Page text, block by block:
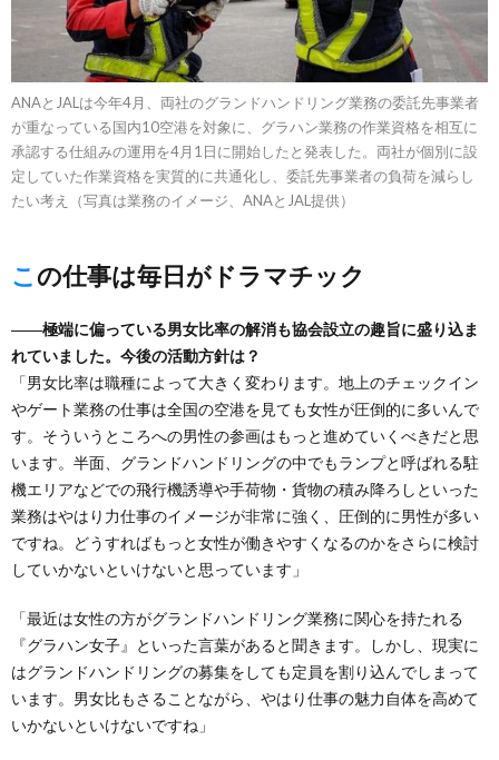
ANAとJALは今年4月、両社のグランドハンドリング業務の委託先事業者
が重なっている国内10空港を対象に、グラハン業務の作業資格を相互に
承認する仕組みの運用を4月1日に開始したと発表した。両社が個別に設
定していた作業資格を実質的に共通化し、委託先事業者の負荷を減らし
たい考え（写真は業務のイメージ、ANAとJAL提供）
この仕事は毎日がドラマチック
――極端に偏っている男女比率の解消も協会設立の趣旨に盛り込ま
れていました。今後の活動方針は？
「男女比率は職種によって大きく変わります。地上のチェックイン
やゲート業務の仕事は全国の空港を見ても女性が圧倒的に多いんで
す。そういうところへの男性の参画はもっと進めていくべきだと思
います。半面、グランドハンドリングの中でもランプと呼ばれる駐
機エリアなどでの飛行機誘導や手荷物・貨物の積み降ろしといった
業務はやはり力仕事のイメージが非常に強く、圧倒的に男性が多い
ですね。どうすればもっと女性が働きやすくなるのかをさらに検討
していかないといけないと思っています」
「最近は女性の方がグランドハンドリング業務に関心を持たれる
『グラハン女子』といった言葉があると聞きます。しかし、現実に
はグランドハンドリングの募集をしても定員を割り込んでしまって
います。男女比もさることながら、やはり仕事の魅力自体を高めて
いかないといけないですね」